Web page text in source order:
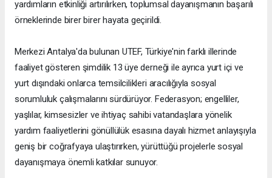
yardımların etkinliği artırılırken, toplumsal dayanışmanın başarılı
örneklerinde birer birer hayata geçirildi.
Merkezi Antalya'da bulunan UTEF, Türkiye'nin farklı illerinde
faaliyet gösteren şimdilik 13 üye derneği ile ayrıca yurt içi ve
yurt dışındaki onlarca temsilcilikleri aracılığıyla sosyal
sorumluluk çalışmalarını sürdürüyor. Federasyon; engelliler,
yaşlılar, kimsesizler ve ihtiyaç sahibi vatandaşlara yönelik
yardım faaliyetlerini gönüllülük esasına dayalı hizmet anlayışıyla
geniş bir coğrafyaya ulaştırırken, yürüttüğü projelerle sosyal
dayanışmaya önemli katkılar sunuyor.